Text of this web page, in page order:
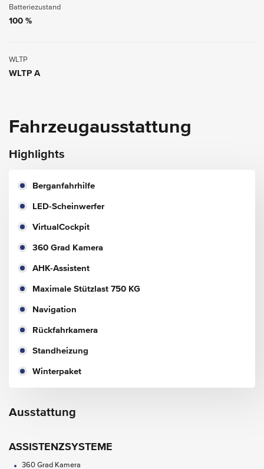
Batteriezustand
100 %
WLTP
WLTP A
Fahrzeugausstattung
Highlights
Berganfahrhilfe
LED-Scheinwerfer
VirtualCockpit
360 Grad Kamera
AHK-Assistent
Maximale Stützlast 750 KG
Navigation
Rückfahrkamera
Standheizung
Winterpaket
Ausstattung
ASSISTENZSYSTEME
360 Grad Kamera